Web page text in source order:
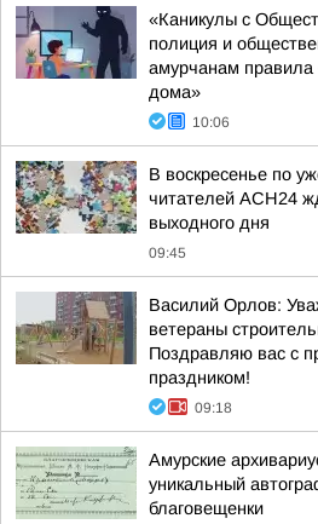
«Каникулы с
полиция и
амурчанам правила
дома»
10:06
В воскресенье по
читателей АСН24
выходного дня
09:45
Василий Орлов:
ветераны
Поздравляю вас с
праздником!
09:18
Амурские
уникальный
благовещенки